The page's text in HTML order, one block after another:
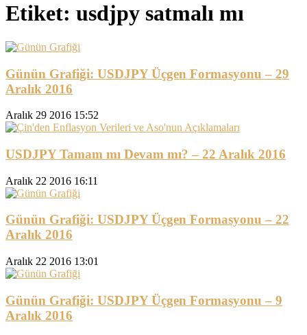
Etiket: usdjpy satmalı mı
Günün Grafiği: USDJPY Üçgen Formasyonu – 29
Aralık 2016
Aralık 29 2016 15:52
USDJPY Tamam mı Devam mı? – 22 Aralık 2016
Aralık 22 2016 16:11
Günün Grafiği: USDJPY Üçgen Formasyonu – 22
Aralık 2016
Aralık 22 2016 13:01
Günün Grafiği: USDJPY Üçgen Formasyonu – 9
Aralık 2016